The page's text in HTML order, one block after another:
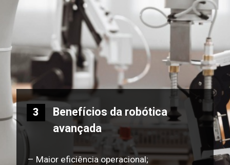
Benefícios da robótica
avançada
– Maior eficiência operacional;
3